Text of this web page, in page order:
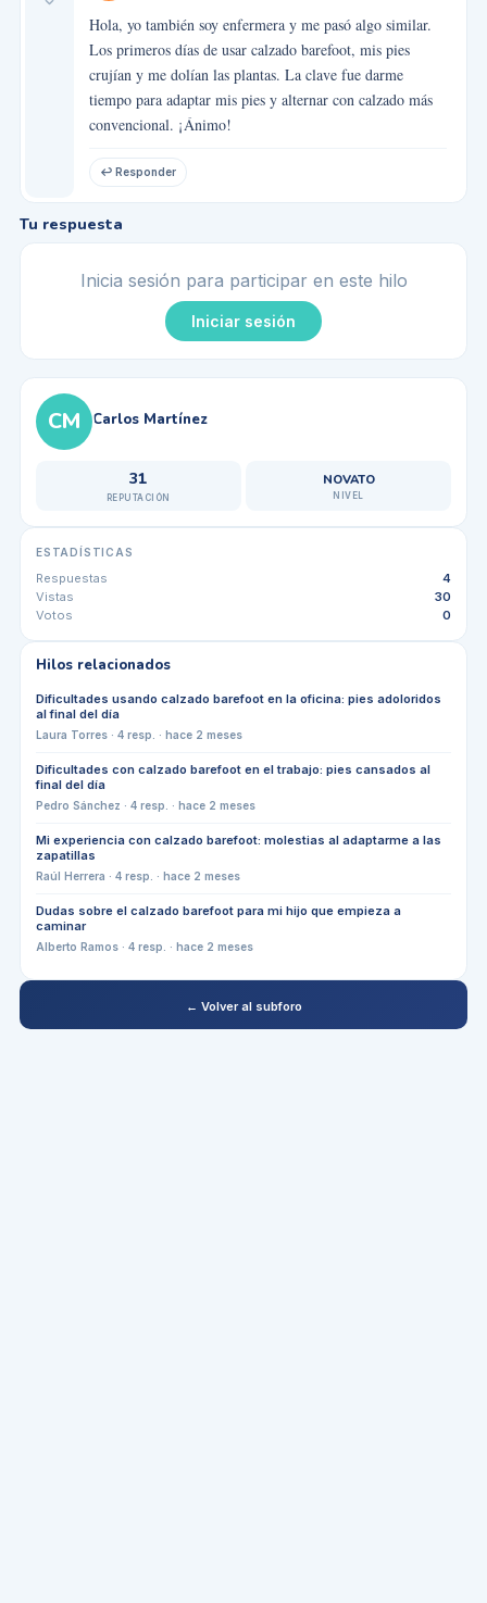
Hola, yo también soy enfermera y me pasó algo similar.
Los primeros días de usar calzado barefoot, mis pies
crujían y me dolían las plantas. La clave fue darme
tiempo para adaptar mis pies y alternar con calzado más
convencional. ¡Ánimo!
↩ Responder
Tu respuesta
Inicia sesión para participar en este hilo
Iniciar sesión
CM Carlos Martínez
31
REPUTACIÓN
NOVATO
NIVEL
ESTADÍSTICAS
Respuestas
4
Vistas
30
Votos
0
Hilos relacionados
Dificultades usando calzado barefoot en la oficina: pies adoloridos
al final del día
Laura Torres· 4resp. · hace 2 meses
Dificultades con calzado barefoot en el trabajo: pies cansados al
final del día
Pedro Sánchez · 4resp. · hace 2 meses
Mi experiencia con calzado barefoot: molestias al adaptarme a las
zapatillas
Raúl Herrera · 4resp. · hace 2 meses
Dudas sobre el calzado barefoot para mi hijo que empieza a
caminar
Alberto Ramos· 4resp. · hace 2 meses
← Volver al subforo